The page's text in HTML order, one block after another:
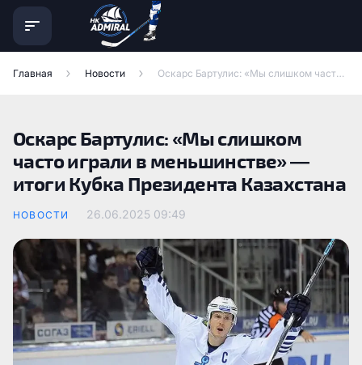
Главная Новости Оскарс Бартулис: «Мы слишком часто играли в меньшинстве» — итоги Кубка Президента Казахстана
Оскарс Бартулис: «Мы слишком
часто играли в меньшинстве» —
итоги Кубка Президента Казахстана
НОВОСТИ 26.06.2025 09:49